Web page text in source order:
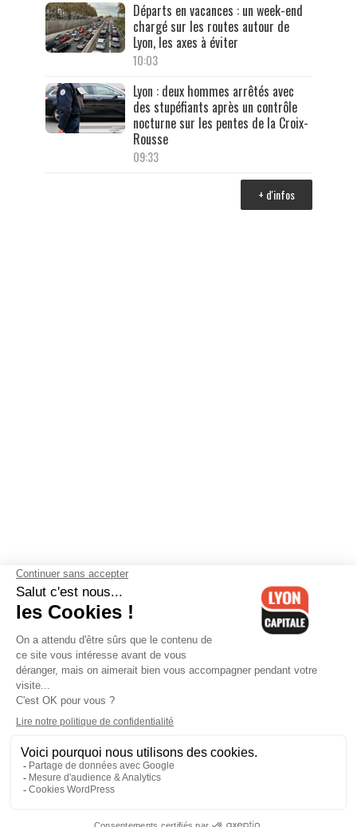
Départs en vacances : un week-end
chargé sur les routes autour de
Lyon, les axes à éviter
10:03
Lyon : deux hommes arrêtés avec
des stupéfiants après un contrôle
nocturne sur les pentes de la Croix-
Rousse
09:33
+ d'infos
Contactez-nous-Mentions légales-CGV-Politique de
confidentialité-Gestion des cookies